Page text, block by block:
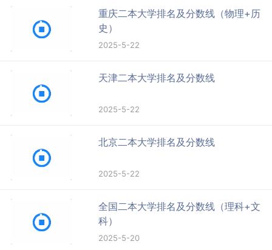
重庆二本大学排名及分数线（物理+历
史）
2025-5-22
天津二本大学排名及分数线
2025-5-22
北京二本大学排名及分数线
2025-5-22
全国二本大学排名及分数线（理科+文
科）
2025-5-20